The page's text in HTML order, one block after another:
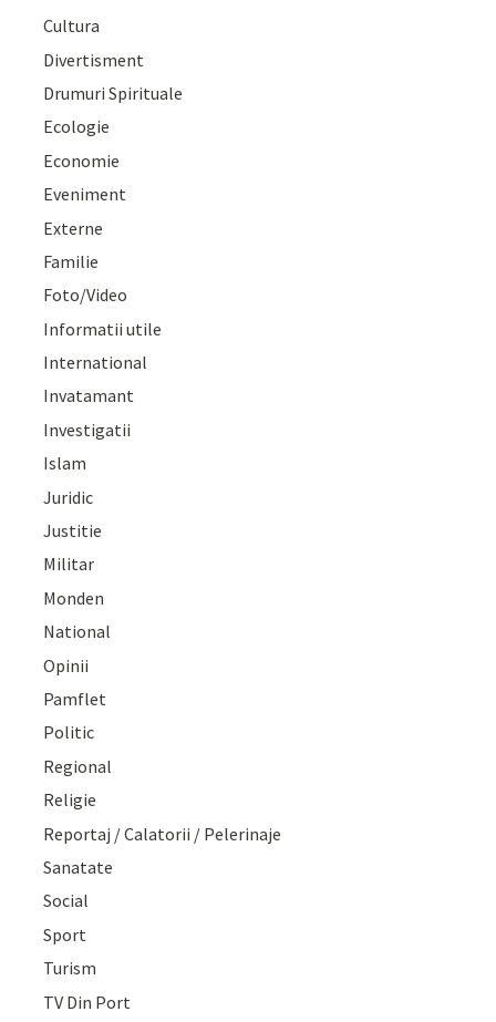
Cultura
Divertisment
Drumuri Spirituale
Ecologie
Economie
Eveniment
Externe
Familie
Foto/Video
Informatii utile
International
Invatamant
Investigatii
Islam
Juridic
Justitie
Militar
Monden
National
Opinii
Pamflet
Politic
Regional
Religie
Reportaj / Calatorii / Pelerinaje
Sanatate
Social
Sport
Turism
TV Din Port